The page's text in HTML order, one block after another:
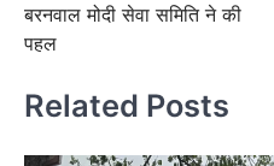
बरनवाल मोदी सेवा समिति ने की
पहल
Related Posts